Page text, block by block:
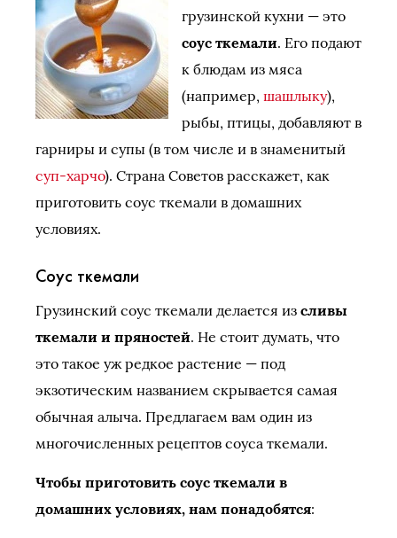
грузинской кухни — это
соус ткемали. Его подают
к блюдам из мяса
(например, шашлыку),
рыбы, птицы, добавляют в
гарниры и супы (в том числе и в знаменитый
суп-харчо). Страна Советов расскажет, как
приготовить соус ткемали в домашних
условиях.
Соус ткемали
Грузинский соус ткемали делается из сливы
ткемали и пряностей. Не стоит думать, что
это такое уж редкое растение — под
экзотическим названием скрывается самая
обычная алыча. Предлагаем вам один из
многочисленных рецептов соуса ткемали.
Чтобы приготовить соус ткемали в
домашних условиях, нам понадобятся: